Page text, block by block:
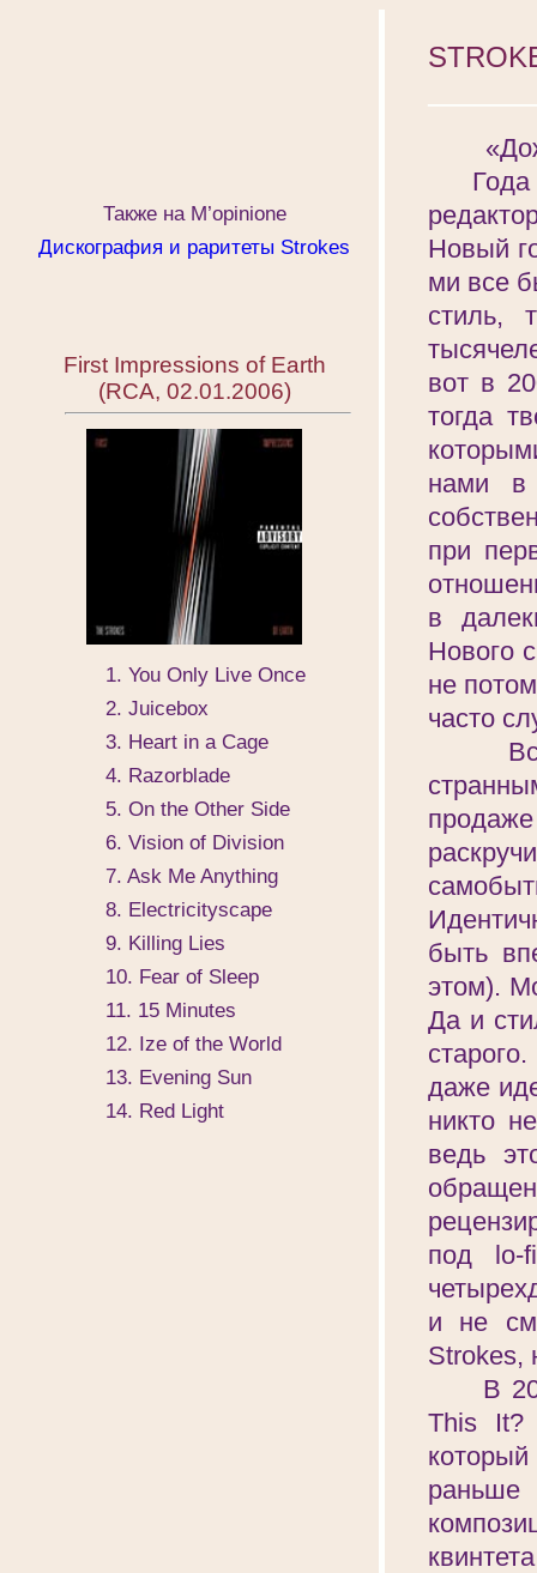
Также на M’opinionе
Дискография и раритеты Strokes
First Impressions of Earth
(RCA, 02.01.2006)
1. You Only Live Once
2. Juicebox
3. Heart in a Cage
4. Razorblade
5. On the Other Side
6. Vision of Division
7. Ask Me Anything
8. Electricityscape
9. Killing Lies
10. Fear of Sleep
11. 15 Minutes
12. Ize of the World
13. Evening Sun
14. Red Light
Года
Новый
ми все
стиль,
вот в
тогда
нами в
при
в
Нового
не
часто
Все
быть
этом).
Да и
даже
никто
ведь
под lo-
и не
В
This It?